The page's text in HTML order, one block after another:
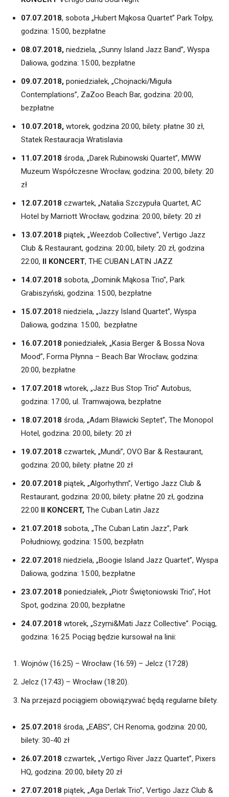
07.07.2018, sobota „Hubert Mąkosa Quartet” Park Tołpy,
godzina: 15:00, bezpłatne
08.07.2018, niedziela, „Sunny Island Jazz Band”, Wyspa
Daliowa, godzina: 15:00, bezpłatne
09.07.2018, poniedziałek, „Chojnacki/Miguła
Contemplations”, ZaZoo Beach Bar, godzina: 20:00,
bezpłatne
10.07.2018, wtorek, godzina 20:00, bilety: płatne 30 zł,
Statek Restauracja Wratislavia
11.07.2018 środa, „Darek Rubinowski Quartet”, MWW
Muzeum Współczesne Wrocław, godzina: 20:00, bilety: 20
zł
12.07.2018 czwartek, „Natalia Szczypuła Quartet, AC
Hotel by Marriott Wrocław, godzina: 20:00, bilety: 20 zł
13.07.2018 piątek, „Weezdob Collective”, Vertigo Jazz
Club & Restaurant, godzina: 20:00, bilety: 20 zł, godzina
22:00, II KONCERT, THE CUBAN LATIN JAZZ
14.07.2018 sobota, „Dominik Mąkosa Trio”, Park
Grabiszyński, godzina: 15:00, bezpłatne
15.07.2018 niedziela, „Jazzy Island Quartet”, Wyspa
Daliowa, godzina: 15:00, bezpłatne
16.07.2018 poniedziałek, „Kasia Berger & Bossa Nova
Mood”, Forma Płynna – Beach Bar Wrocław, godzina:
20:00, bezpłatne
17.07.2018 wtorek, „Jazz Bus Stop Trio” Autobus,
godzina: 17:00, ul. Tramwajowa, bezpłatne
18.07.2018 środa, „Adam Bławicki Septet”, The Monopol
Hotel, godzina: 20:00, bilety: 20 zł
19.07.2018 czwartek, „Mundi”, OVO Bar & Restaurant,
godzina: 20:00, bilety: płatne 20 zł
20.07.2018 piątek, „Algorhythm”, Vertigo Jazz Club &
Restaurant, godzina: 20:00, bilety: płatne 20 zł, godzina
22:00 II KONCERT, The Cuban Latin Jazz
21.07.2018 sobota, „The Cuban Latin Jazz”, Park
Południowy, godzina: 15:00, bezpłatn
22.07.2018 niedziela, „Boogie Island Jazz Quartet”, Wyspa
Daliowa, godzina: 15:00, bezpłatne
23.07.2018 poniedziałek, „Piotr Świętoniowski Trio”, Hot
Spot, godzina: 20:00, bezpłatne
24.07.2018 wtorek, „Szymi&Mati Jazz Collective”. Pociąg,
godzina: 16:25. Pociąg będzie kursował na linii:
Wojnów (16:25) – Wrocław (16:59) – Jelcz (17:28)
Jelcz (17:43) – Wrocław (18:20).
Na przejazd pociągiem obowiązywać będą regularne bilety.
25.07.2018 środa, „EABS”, CH Renoma, godzina: 20:00,
bilety: 30-40 zł
26.07.2018 czwartek, „Vertigo River Jazz Quartet”, Pixers
HQ, godzina: 20:00, bilety 20 zł
27.07.2018 piątek, „Aga Derlak Trio”, Vertigo Jazz Club &